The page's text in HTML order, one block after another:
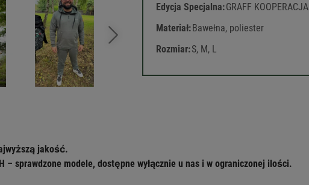
Edycja Specjalna:GRAFF KOOPERACJA
Materiał:Bawełna, poliester
Rozmiar:S, M, L
jakość.
– sprawdzone modele, dostępne wyłącznie u nas i w ograniczonej ilości.